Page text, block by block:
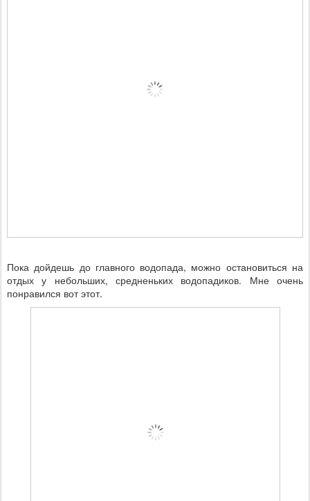
Пока дойдешь до главного водопада, можно остановиться на
отдых у небольших, средненьких водопадиков. Мне очень
понравился вот этот.